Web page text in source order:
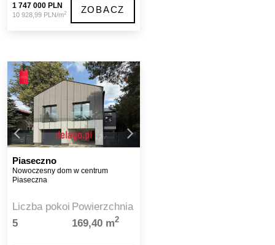
1 747 000 PLN
10 928,99 PLN/m2 ZOBACZ
Piaseczno
Nowoczesny dom w centrum
Piaseczna
Liczba pokoi
5
Powierzchnia
169,40 m2